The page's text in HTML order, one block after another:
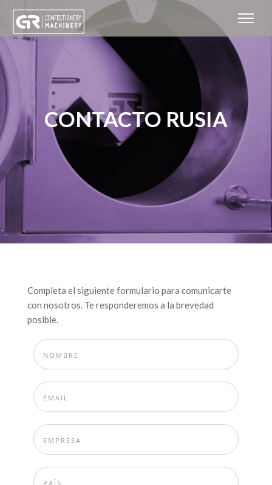
CONTACTO RUSIA
Completa el siguiente formulario para comunicarte
con nosotros. Te responderemos a la brevedad
posible.